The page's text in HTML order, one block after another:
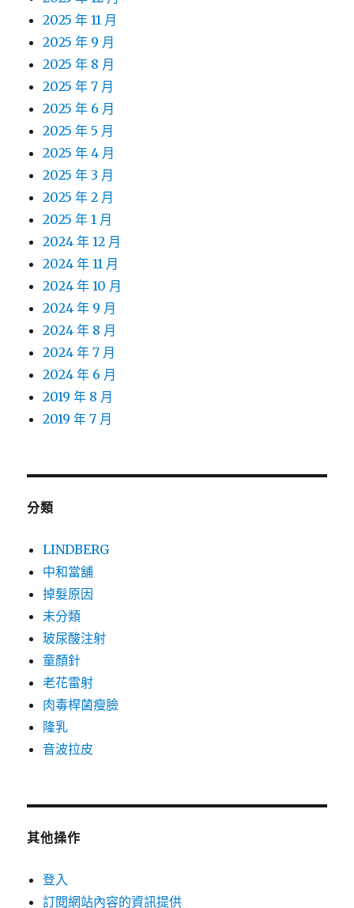
2025 年 11 月
2025 年 9 月
2025 年 8 月
2025 年 7 月
2025 年 6 月
2025 年 5 月
2025 年 4 月
2025 年 3 月
2025 年 2 月
2025 年 1 月
2024 年 12 月
2024 年 11 月
2024 年 10 月
2024 年 9 月
2024 年 8 月
2024 年 7 月
2024 年 6 月
2019 年 8 月
2019 年 7 月
分類
LINDBERG
中和當舖
掉髮原因
未分類
玻尿酸注射
童顏針
老花雷射
肉毒桿菌瘦臉
隆乳
音波拉皮
其他操作
登入
訂閱網站內容的資訊提供